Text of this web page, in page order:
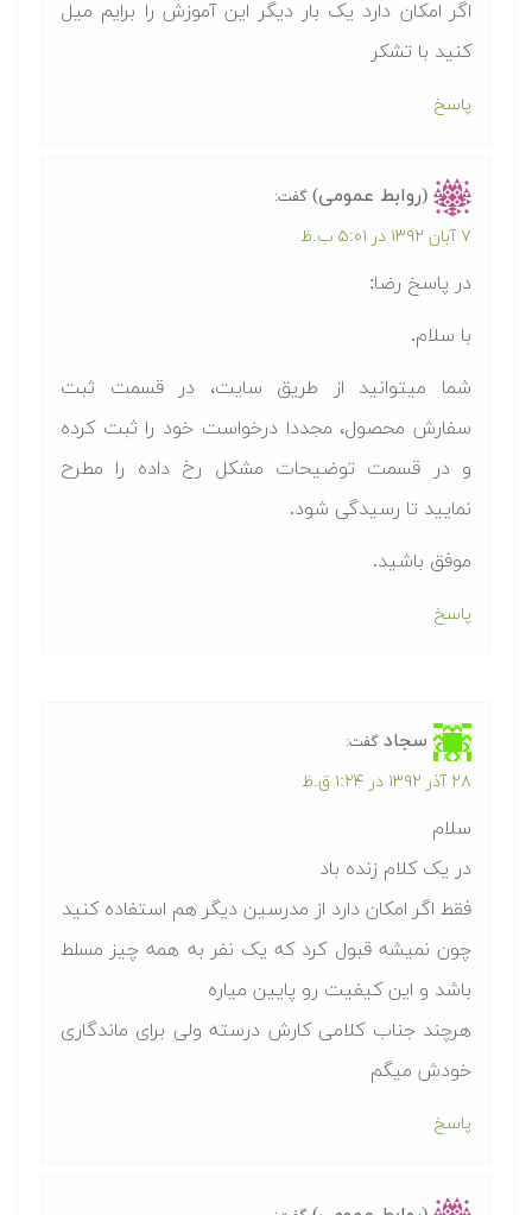
اگر امکان دارد یک بار دیگر این آموزش را برایم میل
کنید با تشکر
پاسخ
(روابط عمومی) گفت:
۷ آبان ۱۳۹۲ در ۵:۰۱ ب.ظ
در پاسخ رضا:
با سلام.
شما میتوانید از طریق سایت، در قسمت ثبت
سفارش محصول، مجددا درخواست خود را ثبت کرده
و در قسمت توضیحات مشکل رخ داده را مطرح
نمایید تا رسیدگی شود.
موفق باشید.
پاسخ
سجاد گفت:
۲۸ آذر ۱۳۹۲ در ۱:۲۴ ق.ظ
سلام
در یک کلام زنده باد
فقط اگر امکان دارد از مدرسین دیگر هم استفاده کنید
چون نمیشه قبول کرد که یک نفر به همه چیز مسلط
باشد و این کیفیت رو پایین میاره
هرچند جناب کلامی کارش درسته ولی برای ماندگاری
خودش میگم
پاسخ